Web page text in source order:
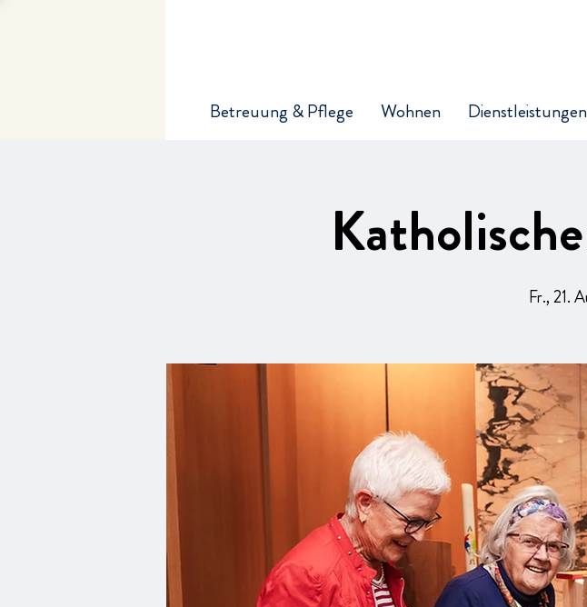
Betreuung & Pflege Wohnen Dienstleistungen
Fr., 21.